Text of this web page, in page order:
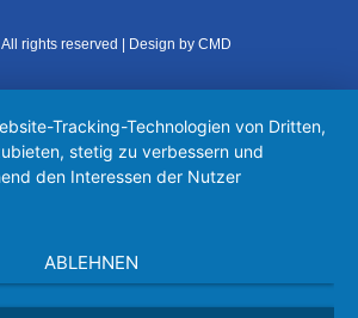
rights reserved | Design by CMD
Tracking-Technologien von Dritten,
stetig zu verbessern und
den Interessen der Nutzer
ABLEHNEN